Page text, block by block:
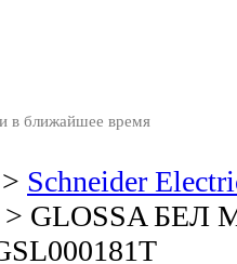
в ближайшее время
> Schneider
> GLOSSA БЕЛ